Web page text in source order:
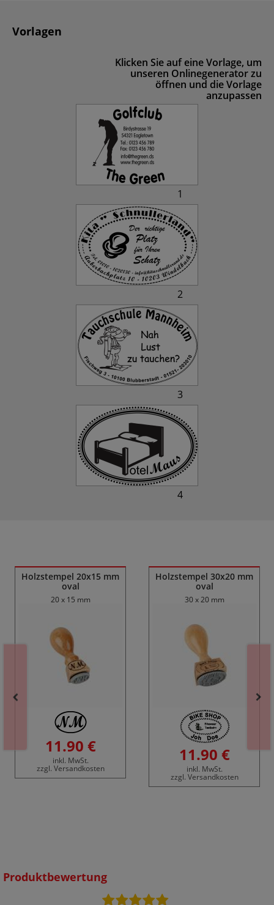
Vorlagen
Klicken Sie auf eine Vorlage, um
unseren Onlinegenerator zu
öffnen und die Vorlage
anzupassen
1
2
3
4
Holzstempel 20x15 mm
oval
20 x 15 mm
11.90 €
inkl. MwSt.
zzgl. Versandkosten
Holzstempel 30x20 mm
oval
30 x 20 mm
11.90 €
inkl. MwSt.
zzgl. Versandkosten
Produktbewertung